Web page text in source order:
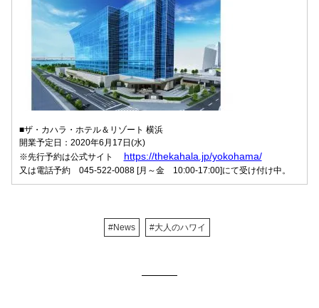
■ザ・カハラ・ホテル＆リゾート 横浜
開業予定日：2020年6月17日(水)
※先行予約は公式サイト
https://thekahala.jp/yokohama/
又は電話予約 045-522-0088 [月～金 10:00-17:00]にて受け付け中。
#News #大人のハワイ